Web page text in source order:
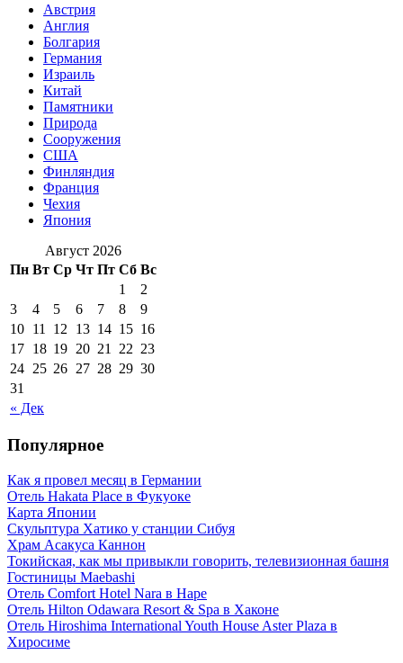
Австрия
Англия
Болгария
Германия
Израиль
Китай
Памятники
Природа
Сооружения
США
Финляндия
Франция
Чехия
Япония
Август 2026
Пн Вт Ср Чт Пт Сб Вс
« Дек
1
2
3
4 5 6 7 8
9
10 11 12 13 14 15 16
17 18 19 20 21 22 23
24 25 26 27 28 29 30
31
Популярное
Как я провел месяц в Германии
Отель Hakata Place в Фукуоке
Карта Японии
Скульптура Хатико у станции Сибуя
Храм Асакуса Каннон
Токийская, как мы привыкли говорить, телевизионная башня
Гостиницы Maebashi
Отель Comfort Hotel Nara в Наре
Отель Hilton Odawara Resort & Spa в Хаконе
Отель Hiroshima International Youth House Aster Plaza в
Хиросиме